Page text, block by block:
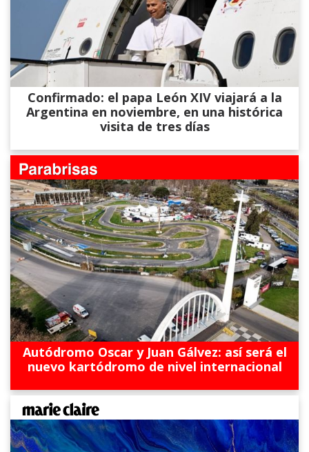
Confirmado: el papa León XIV viajará a la
Argentina en noviembre, en una histórica
visita de tres días
Autódromo Oscar y Juan Gálvez: así será el
nuevo kartódromo de nivel internacional